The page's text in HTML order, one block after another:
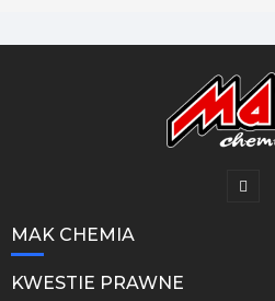
MAK CHEMIA
KWESTIE PRAWNE